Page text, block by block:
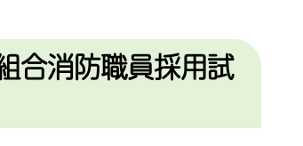
合消防職員採用試